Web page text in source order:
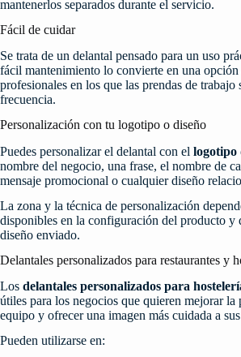
mantenerlos separados durante el servicio.
Fácil de cuidar
Se trata de un delantal pensado para un uso
fácil mantenimiento lo convierte en una opción
profesionales en los que las prendas de trabajo
frecuencia.
Personalización con tu logotipo o diseño
Puedes personalizar el delantal con el logotipo
nombre del negocio, una frase, el nombre de
mensaje promocional o cualquier diseño
La zona y la técnica de personalización
disponibles en la configuración del producto y
diseño enviado.
Delantales personalizados para restaurantes y
Los delantales personalizados para
útiles para los negocios que quieren mejorar la
equipo y ofrecer una imagen más cuidada a
Pueden utilizarse en: